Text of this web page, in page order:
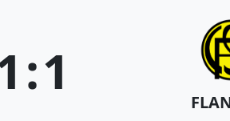
:1